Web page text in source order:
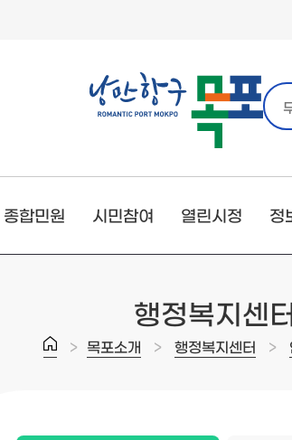
종합민원 시민참여 열린시정 정
행정복지센
> 목포소개 > 행정복지센터 >